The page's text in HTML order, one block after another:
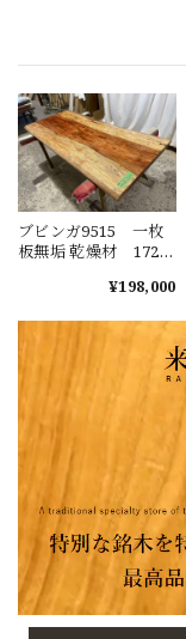
ブビンガ9515 一枚
板無垢 乾燥材 1720
レタン塗装 カウン
ブル ダイニングテ
¥198,000